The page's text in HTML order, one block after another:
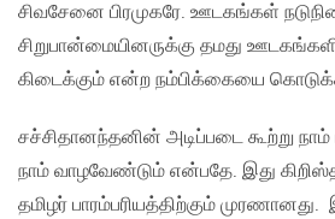
சிவசேனை பிரமுகரே. ஊடகங்கள்
சிறுபான்மையினருக்கு தமது
கிடைக்கும் என்ற நம்பிக்கையை
சச்சிதானந்தனின் அடிப்படை கூற்று நாம்
நாம் வாழவேண்டும் என்பதே. இது
தமிழர் பாரம்பரியத்திற்கும் முரணானது.